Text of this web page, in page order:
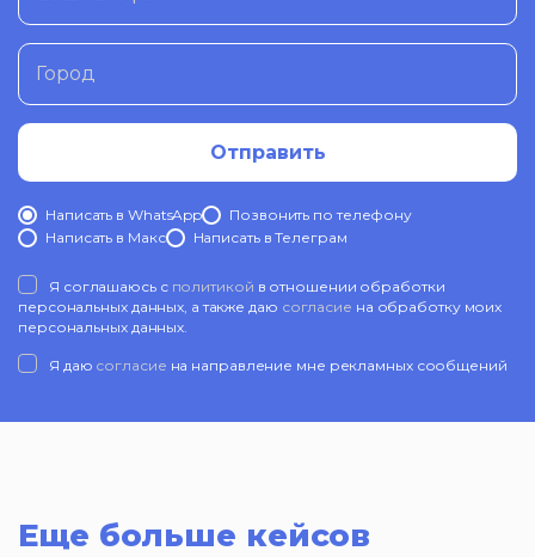
Город
Отправить
Написать в WhatsApp
Позвонить по телефону
Написать в Mакс
Написать в Телеграм
Я соглашаюсь с политикой в отношении обработки
персональных данных, а также даю согласие на обработку моих
персональных данных.
Я даю согласие на направление мне рекламных сообщений
Еще больше кейсов